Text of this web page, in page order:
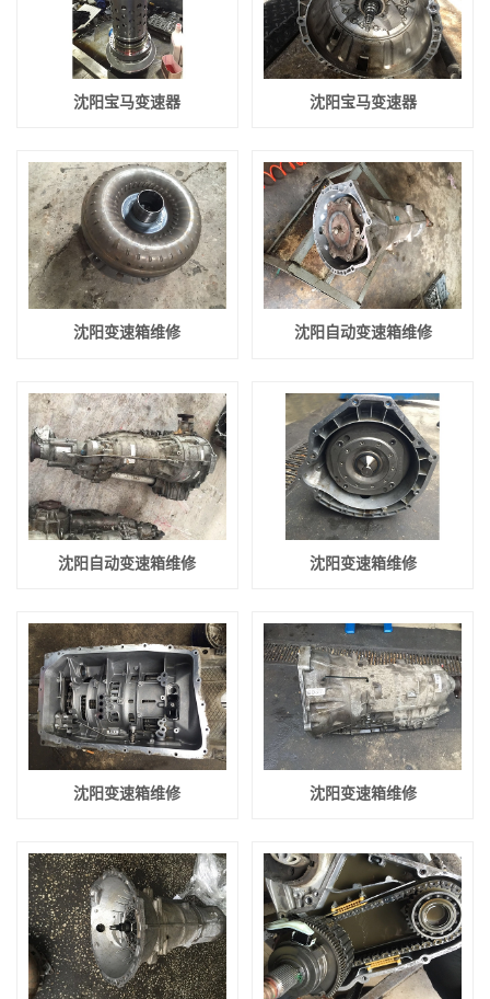
沈阳宝马变速器 沈阳宝马变速器
沈阳变速箱维修 沈阳自动变速箱维修
沈阳自动变速箱维修 沈阳变速箱维修
沈阳变速箱维修 沈阳变速箱维修